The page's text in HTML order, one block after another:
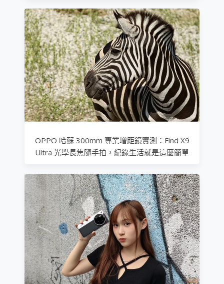
OPPO 哈蘇 300mm 專業增距鏡實測：Find X9
Ultra 光學長焦隨手拍，紀錄生活就是這麼簡單